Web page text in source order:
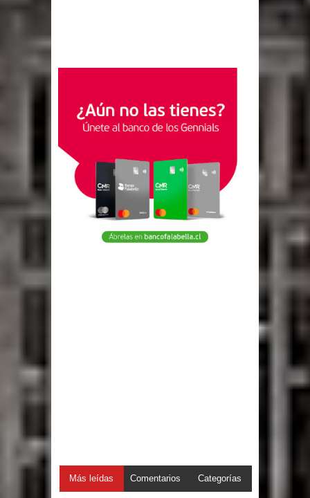
Más leídas Comentarios Categorías